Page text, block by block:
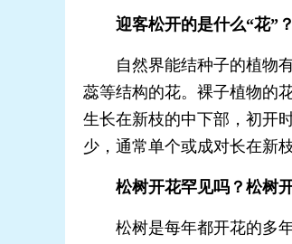
迎客松开的是什么“花”？
自然界能结种子的植物有
蕊等结构的花。裸子植物的
生长在新枝的中下部，初开
少，通常单个或成对长在新
松树开花罕见吗？松树开
松树是每年都开花的多年